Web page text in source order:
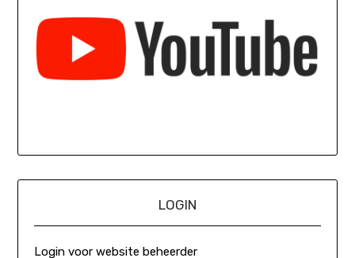
LOGIN
Login voor website beheerder